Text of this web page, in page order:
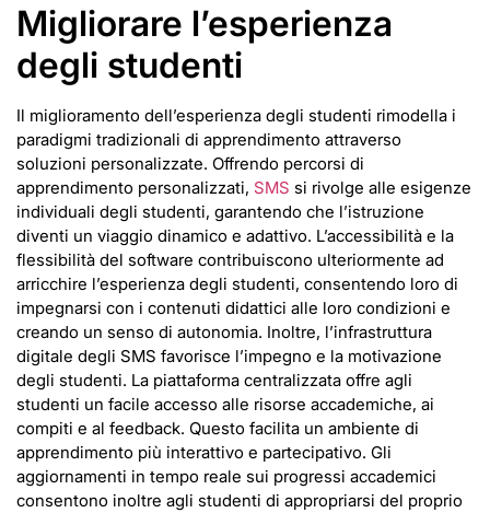
Migliorare l’esperienza
degli studenti
Il miglioramento dell’esperienza degli studenti rimodella i
paradigmi tradizionali di apprendimento attraverso
soluzioni personalizzate. Offrendo percorsi di
apprendimento personalizzati, SMS si rivolge alle esigenze
individuali degli studenti, garantendo che l’istruzione
diventi un viaggio dinamico e adattivo. L’accessibilità e la
flessibilità del software contribuiscono ulteriormente ad
arricchire l’esperienza degli studenti, consentendo loro di
impegnarsi con i contenuti didattici alle loro condizioni e
creando un senso di autonomia. Inoltre, l’infrastruttura
digitale degli SMS favorisce l’impegno e la motivazione
degli studenti. La piattaforma centralizzata offre agli
studenti un facile accesso alle risorse accademiche, ai
compiti e al feedback. Questo facilita un ambiente di
apprendimento più interattivo e partecipativo. Gli
aggiornamenti in tempo reale sui progressi accademici
consentono inoltre agli studenti di appropriarsi del proprio